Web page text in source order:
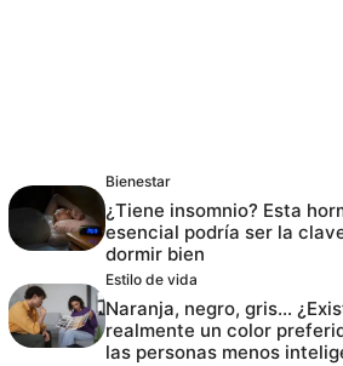
Bienestar
¿Tiene insomnio? Esta
esencial podría ser la
dormir bien
Estilo de vida
Naranja, negro, gris…
realmente un color
las personas menos